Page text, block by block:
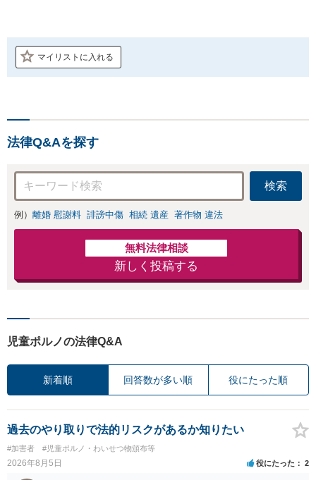
マイリストに入れる
法律Q&Aを探す
検索
例） 離婚 慰謝料 誹謗中傷 相続 遺産 著作物 違法
無料法律相談
新しく投稿する
児童ポルノの法律Q&A
新着順 回答数が多い順 役にたった順
過去のやり取りで法的リスクがあるか知りたい
#加害者 #児童ポルノ・わいせつ物頒布等
2026年8月5日 役にたった 2